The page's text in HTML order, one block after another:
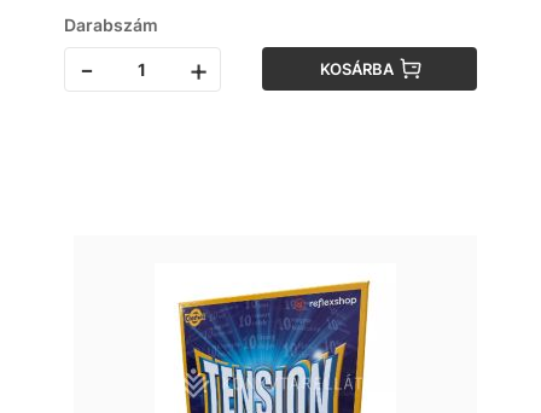
Darabszám
- + KOSÁRBA